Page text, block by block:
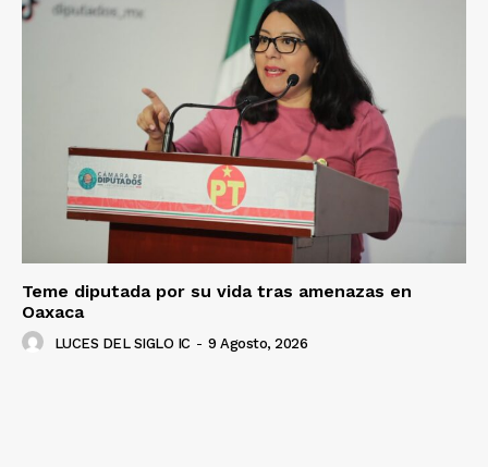
Teme diputada por su vida tras amenazas en
Oaxaca
LUCES DEL SIGLO IC - 9 Agosto, 2026